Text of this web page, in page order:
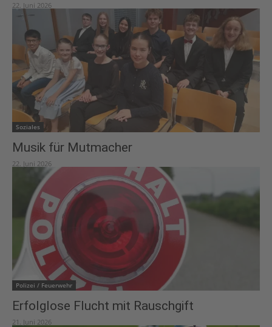
22. Juni 2026
Soziales
Musik für Mutmacher
22. Juni 2026
Polizei / Feuerwehr
Erfolglose Flucht mit Rauschgift
21. Juni 2026